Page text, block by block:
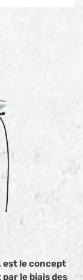
est le concept
le biais des